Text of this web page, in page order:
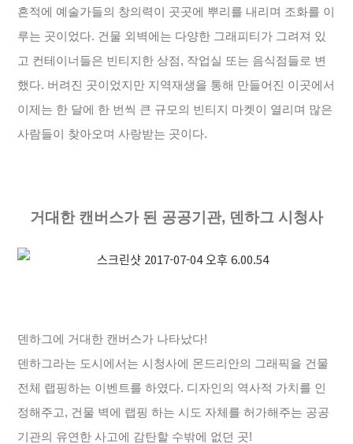
흔적에 예술가들의 창의력이 곳곳에 뿌리를 내리며 조화를 이
루는 곳이었다. 건물 외벽에는 다양한 그래피티가 그려져 있
고 컨테이너들은 빈티지한 상점, 작업실 또는 음식점들로 변
했다. 버려진 곳이었지만 지역재생을 통해 만들어진 이곳에서
이제는 한 달에 한 번씩 큰 규모의 빈티지 마켓이 열리며 많은
사람들이 찾아오며 사랑받는 곳이다.
거대한 캔버스가 된 공공기관, 덴하그 시청사
덴하그에 거대한 캔버스가 나타났다!
덴하그라는 도시에서는 시청사에 몬드리안의 그래픽을 건물
전체 랩핑하는 이벤트를 하였다. 디자인의 역사적 가치를 인
정해주고, 건물 벽에 랩핑 하는 시도 자체를 허가해주는 공공
기관의 유연한 사고에 감탄할 수밖에 없던 곳!